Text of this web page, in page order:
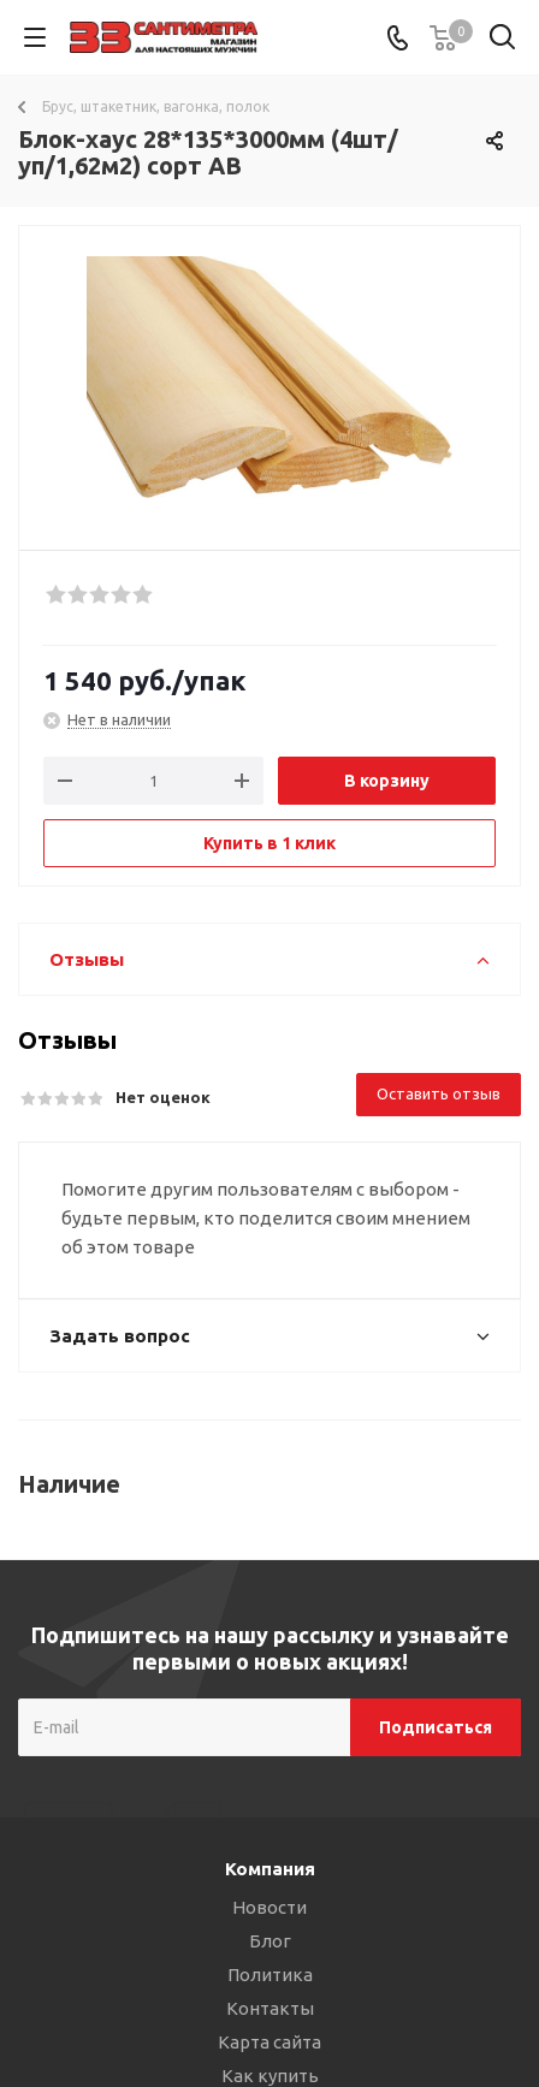
0
Брус, штакетник, вагонка, полок
Блок-хаус 28*135*3000мм (4шт/
уп/1,62м2) сорт AB
1 540 руб./упак
Нет в наличии
В корзину
Купить в 1 клик
Отзывы
Отзывы
Нет оценок Оставить отзыв
Помогите другим пользователям с выбором -
будьте первым, кто поделится своим мнением
об этом товаре
Задать вопрос
Наличие
Подпишитесь на нашу рассылку и узнавайте
первыми о новых акциях!
Компания
Новости
Блог
Политика
Контакты
Карта сайта
Как купить